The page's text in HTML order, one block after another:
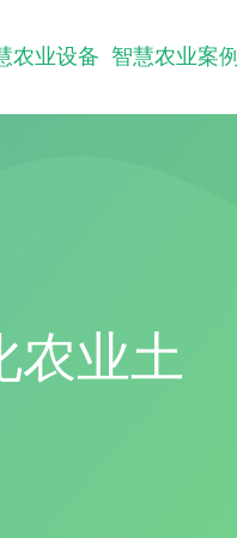
农业设备 智慧农业案例
农业土